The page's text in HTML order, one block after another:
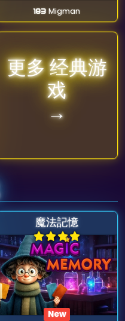
183 Migman
更多 经典游
戏
→
魔法記憶
New